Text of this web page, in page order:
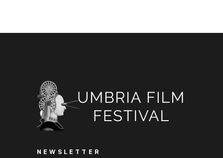
NEWSLETTER